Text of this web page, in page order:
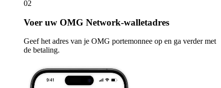
02
Voer uw OMG Network-walletadres
Geef het adres van je OMG portemonnee op en ga verder met
de betaling.